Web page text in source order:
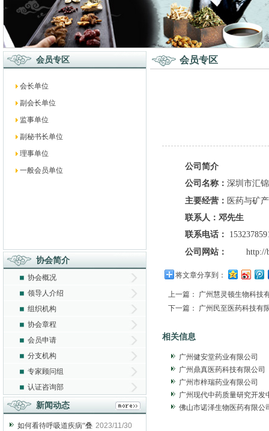
会员专区
会长单位
副会长单位
监事单位
副秘书长单位
理事单位
一般会员单位
协会简介
协会概况
领导人介绍
组织机构
协会章程
会员申请
分支机构
专家顾问组
认证咨询部
新闻动态
如何看待呼吸道疾病“叠 2023/11/30
会员专区
公司简介
公司名称： 深圳市汇
主要经营： 医药与矿
联系人 ：邓先生
联系电话 ：
公司网站 ： http://
将文章分享到：
上一篇：
广州慧灵顿生物科技
下一篇：
广州民至医药科技有
相关信息
广州健安堂药业有限公司
广州鼎真医药科技有限公司
广州市梓瑞药业有限公司
广州现代中药质量研究开发
佛山市诺泽生物医药有限公